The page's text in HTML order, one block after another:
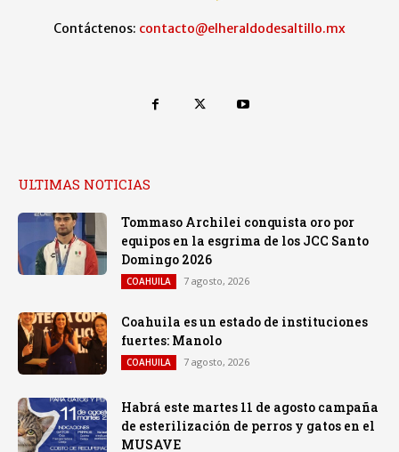
Contáctenos: contacto@elheraldodesaltillo.mx
ULTIMAS NOTICIAS
Tommaso Archilei conquista oro por
equipos en la esgrima de los JCC Santo
Domingo 2026
COAHUILA 7 agosto, 2026
Coahuila es un estado de instituciones
fuertes: Manolo
COAHUILA 7 agosto, 2026
Habrá este martes 11 de agosto campaña
de esterilización de perros y gatos en el
MUSAVE